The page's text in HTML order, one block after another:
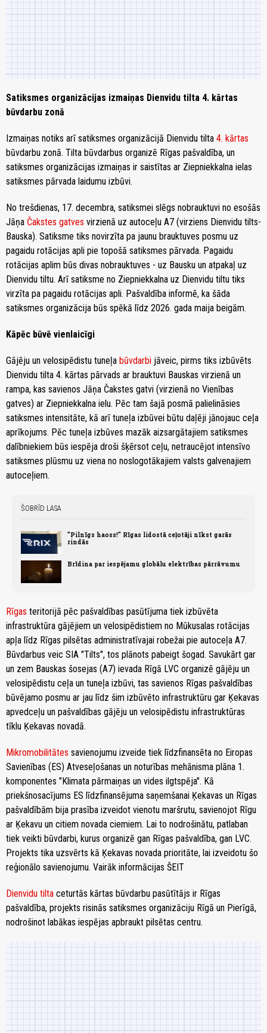
Satiksmes organizācijas izmaiņas Dienvidu tilta 4. kārtas
būvdarbu zonā
Izmaiņas notiks arī satiksmes organizācijā Dienvidu tilta 4. kārtas
būvdarbu zonā. Tilta būvdarbus organizē Rīgas pašvaldība, un
satiksmes organizācijas izmaiņas ir saistītas ar Ziepniekkalna ielas
satiksmes pārvada laidumu izbūvi.
No trešdienas, 17. decembra, satiksmei slēgs nobrauktuvi no esošās
Jāņa Čakstes gatves virzienā uz autoceļu A7 (virziens Dienvidu tilts-
Bauska). Satiksme tiks novirzīta pa jaunu brauktuves posmu uz
pagaidu rotācijas apli pie topošā satiksmes pārvada. Pagaidu
rotācijas aplim būs divas nobrauktuves - uz Bausku un atpakaļ uz
Dienvidu tiltu. Arī satiksme no Ziepniekkalna uz Dienvidu tiltu tiks
virzīta pa pagaidu rotācijas apli. Pašvaldība informē, ka šāda
satiksmes organizācija būs spēkā līdz 2026. gada maija beigām.
Kāpēc būvē vienlaicīgi
Gājēju un velosipēdistu tuneļa būvdarbi jāveic, pirms tiks izbūvēts
Dienvidu tilta 4. kārtas pārvads ar brauktuvi Bauskas virzienā un
rampa, kas savienos Jāņa Čakstes gatvi (virzienā no Vienības
gatves) ar Ziepniekkalna ielu. Pēc tam šajā posmā palielināsies
satiksmes intensitāte, kā arī tuneļa izbūvei būtu daļēji jānojauc ceļa
aprīkojums. Pēc tuneļa izbūves mazāk aizsargātajiem satiksmes
dalībniekiem būs iespēja droši šķērsot ceļu, netraucējot intensīvo
satiksmes plūsmu uz viena no noslogotākajiem valsts galvenajiem
autoceļiem.
ŠOBRĪD LASA
"Pilnīgs haoss!" Rīgas lidostā ceļotāji nīkst garās
rindās
Brīdina par iespējamu globālu elektrības pārrāvumu
Rīgas teritorijā pēc pašvaldības pasūtījuma tiek izbūvēta
infrastruktūra gājējiem un velosipēdistiem no Mūkusalas rotācijas
apļa līdz Rīgas pilsētas administratīvajai robežai pie autoceļa A7.
Būvdarbus veic SIA "Tilts", tos plānots pabeigt šogad. Savukārt gar
un zem Bauskas šosejas (A7) ievada Rīgā LVC organizē gājēju un
velosipēdistu ceļa un tuneļa izbūvi, tas savienos Rīgas pašvaldības
būvējamo posmu ar jau līdz šim izbūvēto infrastruktūru gar Ķekavas
apvedceļu un pašvaldības gājēju un velosipēdistu infrastruktūras
tīklu Ķekavas novadā.
Mikromobilitātes savienojumu izveide tiek līdzfinansēta no Eiropas
Savienības (ES) Atveseļošanas un noturības mehānisma plāna 1.
komponentes "Klimata pārmaiņas un vides ilgtspēja". Kā
priekšnosacījums ES līdzfinansējuma saņemšanai Ķekavas un Rīgas
pašvaldībām bija prasība izveidot vienotu maršrutu, savienojot Rīgu
ar Ķekavu un citiem novada ciemiem. Lai to nodrošinātu, patlaban
tiek veikti būvdarbi, kurus organizē gan Rīgas pašvaldība, gan LVC.
Projekts tika uzsvērts kā Ķekavas novada prioritāte, lai izveidotu šo
reģionālo savienojumu. Vairāk informācijas ŠEIT
Dienvidu tilta ceturtās kārtas būvdarbu pasūtītājs ir Rīgas
pašvaldība, projekts risinās satiksmes organizāciju Rīgā un Pierīgā,
nodrošinot labākas iespējas apbraukt pilsētas centru.